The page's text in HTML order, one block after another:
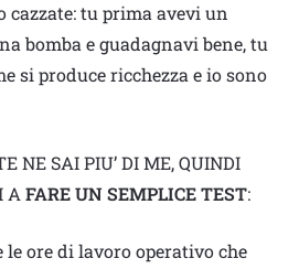
cazzate: tu prima avevi un
bomba e guadagnavi bene, tu
si produce ricchezza e io sono
NE SAI PIU’ DI ME, QUINDI
AFARE UN SEMPLICE TEST:
ore di lavoro operativo che